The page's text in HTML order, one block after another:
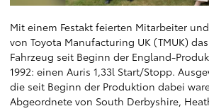
Mit einem Festakt feierten Mitarbeiter
von Toyota Manufacturing UK (TMUK)
Fahrzeug seit Beginn der England-
1992: einen Auris 1,33l Start/Stopp.
die seit Beginn der Produktion dabei
Abgeordnete von South Derbyshire,